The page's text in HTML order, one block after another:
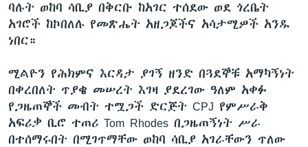
ባሉት ወከባ ሳቢያ በቅርቡ ከአገር ተሰደው ወደ ጎረቤት
አገሮች ከኮበለሉ የመጽሔት አዘጋጆችና አሳታሚዎች አንዱ
ነበር።
ሚልዮን የሕክምና እርዳታ ያገኝ ዘንድ በጓደኞቹ አማካኝነት
በቀረበለት ጥያቄ መሠረት እገዛ ያደረገው ዓለም አቀፉ
የጋዜጠኞች መብት ተሟጋች ድርጅት CPJ የምሥራቅ
አፍሪቃ ቢሮ ተጠሪ Tom Rhodes በጋዜጠኝነት ሥራ
በተሰማሩበት በሚገጥማቸው ወከባ ሳቢያ አገራቸውን ጥለው